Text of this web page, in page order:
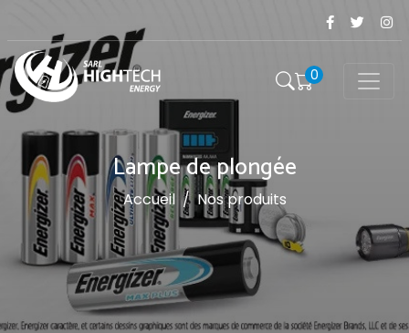
0
Lampe de plongée
Accueil / Nos produits